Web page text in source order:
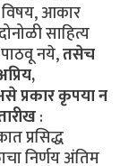
आकार
साहित्य
नये,तसेच
प्रकार कृपया न
:
प्रसिद्ध
निर्णय अंतिम